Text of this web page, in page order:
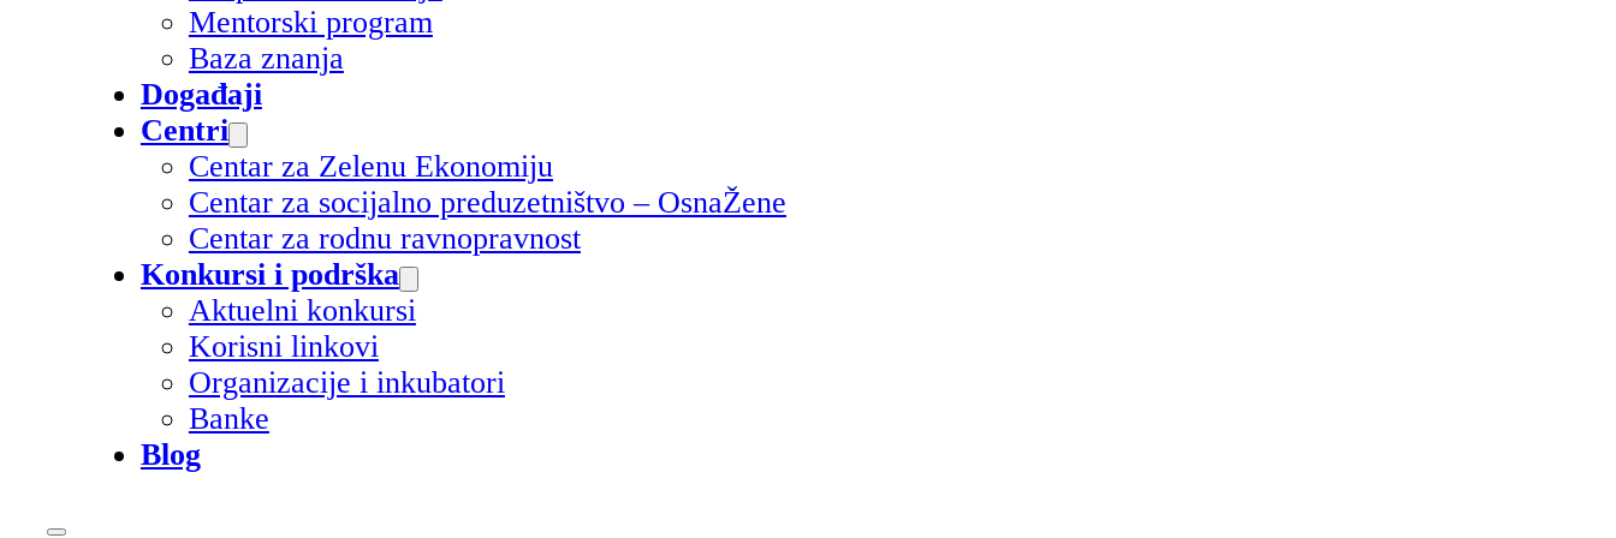
Mentorski program
Baza znanja
Događaji
Centri
Centar za Zelenu Ekonomiju
Centar za socijalno preduzetništvo – OsnaŽene
Centar za rodnu ravnopravnost
Konkursi i podrška
Aktuelni konkursi
Korisni linkovi
Organizacije i inkubatori
Banke
Blog